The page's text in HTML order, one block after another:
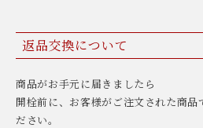
返品交換について
商品がお手元に届きましたら
開栓前に、お客様がご注文された商品
ださい。